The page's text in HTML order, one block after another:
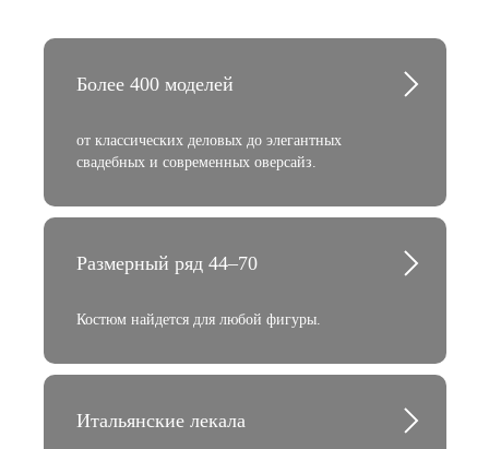
Более 400 моделей
от классических деловых до элегантных
свадебных и современных оверсайз.
Размерный ряд 44–70
Костюм найдется для любой фигуры.
Итальянские лекала